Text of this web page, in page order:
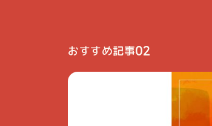
おすすめ記事02